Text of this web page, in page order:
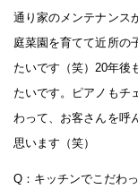
通り家のメンテナンス
庭菜園を育てて近所の
たいです（笑）20年後
たいです。ピアノもチ
わって、お客さんを呼
思います（笑）
Q：キッチンでこだわ